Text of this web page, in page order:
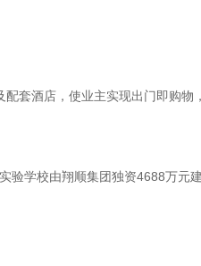
套酒店，使业主实现出门即购物
学校由翔顺集团独资4688万元